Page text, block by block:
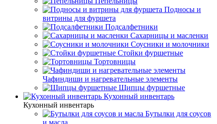
Подносы и
витрины для фуршета
Подсалфетники
Сахарницы и масленки
Соусники и молочники
Стойки фуршетные
Тортовницы
Чафиндиши и нагревательные элементы
Щипцы фуршетные
Кухонный инвентарь
Кухонный инвентарь
Бутылки для соусов
и масла